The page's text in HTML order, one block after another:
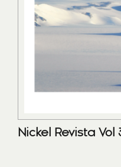
Nickel Revista